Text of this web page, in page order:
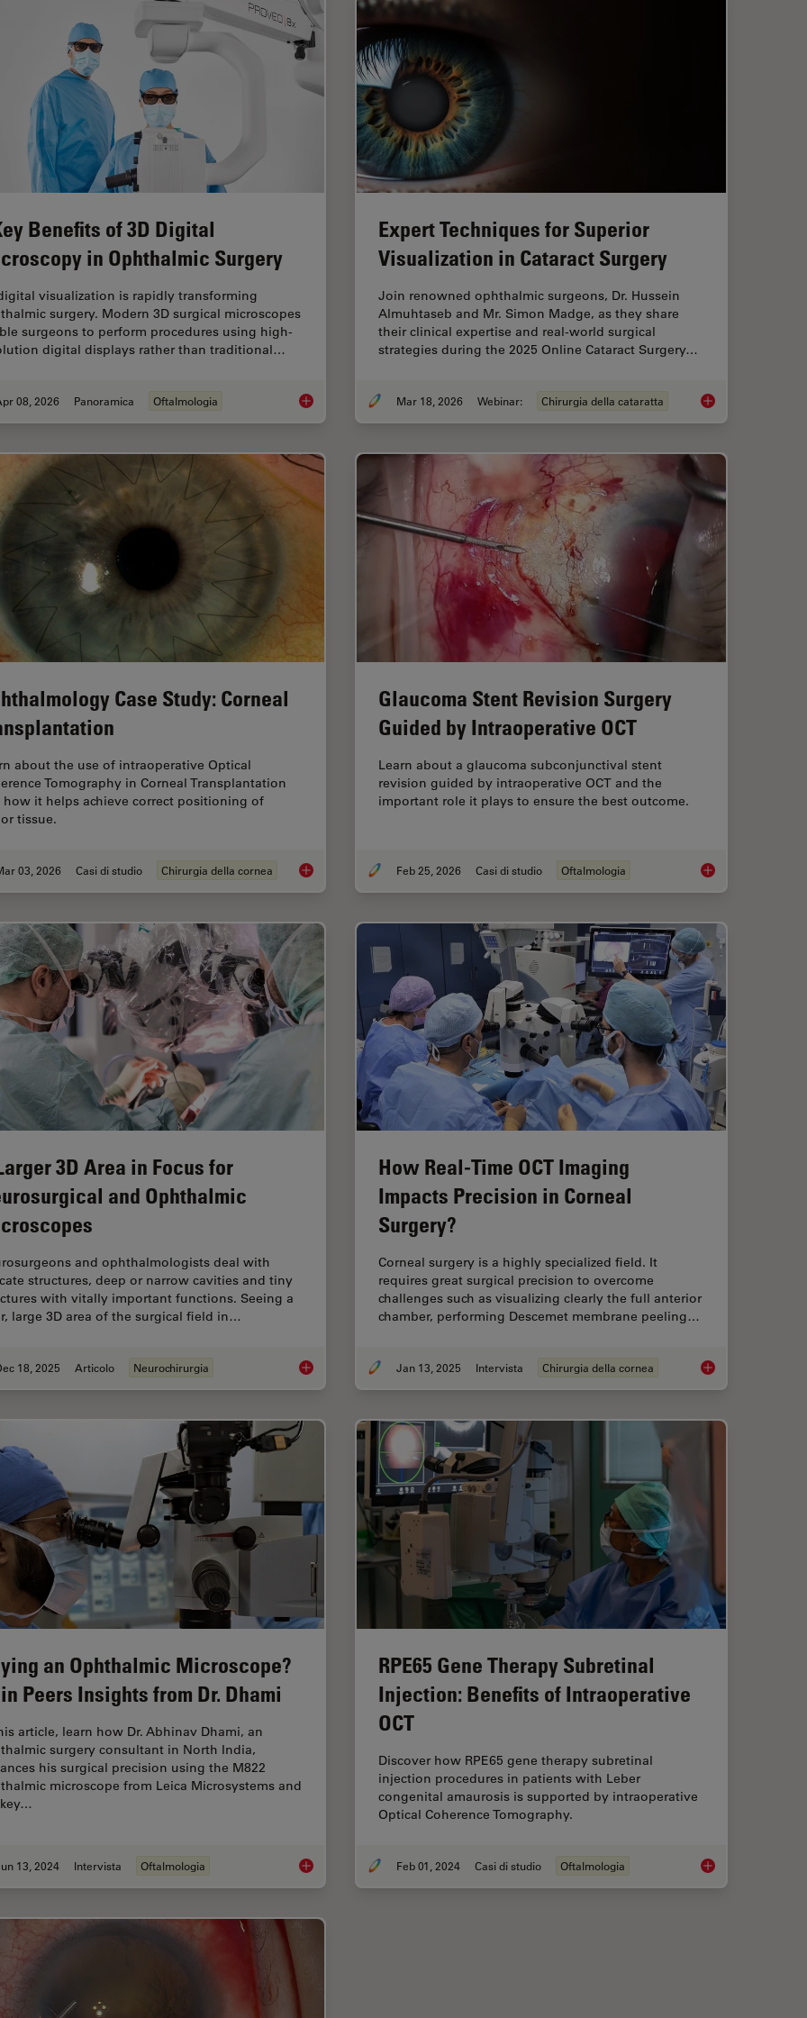
Benefits of 3D Digital
in Ophthalmic Surgery
visualization is rapidly transforming
surgery. Modern 3D surgical microscopes
surgeons to perform procedures using high-
digital displays rather than traditional…
08, 2026 Panoramica Oftalmologia 4 Key Benefits of 3D Digital Microscopy in Ophthalmic Surgery
Expert Techniques for Superior
Visualization in Cataract Surgery
Join renowned ophthalmic surgeons, Dr. Hussein
Almuhtaseb and Mr. Simon Madge, as they share
their clinical expertise and real-world surgical
strategies during the 2025 Online Cataract Surgery…
Mar 18, 2026 Webinar: Chirurgia della cataratta Expert Techniques
Case Study: Corneal
about the use of intraoperative Optical
Tomography in Corneal Transplantation
how it helps achieve correct positioning of
tissue.
03, 2026 Casi di studio Chirurgia della cornea Ophthalmology Case Study: Corneal Transplantation
Glaucoma Stent Revision Surgery
Guided by Intraoperative OCT
Learn about a glaucoma subconjunctival stent
revision guided by intraoperative OCT and the
important role it plays to ensure the best outcome.
Feb 25, 2026 Casi di studio Oftalmologia Glaucoma Stent
3D Area in Focus for
and Ophthalmic
and ophthalmologists deal with
structures, deep or narrow cavities and tiny
with vitally important functions. Seeing a
large 3D area of the surgical field in…
18, 2025 Articolo Neurochirurgia A Larger 3D Area in Focus for Neurosurgical and Ophthalmic Microscopes
How Real-Time OCT Imaging
Impacts Precision in Corneal
Surgery?
Corneal surgery is a highly specialized field. It
requires great surgical precision to overcome
challenges such as visualizing clearly the full anterior
chamber, performing Descemet membrane peeling…
Jan 13, 2025 Intervista Chirurgia della cornea How Real-Time
an Ophthalmic Microscope?
Peers Insights from Dr. Dhami
article, learn how Dr. Abhinav Dhami, an
surgery consultant in North India,
his surgical precision using the M822
microscope from Leica Microsystems and
13, 2024 Intervista Oftalmologia Buying an Ophthalmic Microscope? Gain Peers Insights from Dr. Dhami
RPE65 Gene Therapy Subretinal
Injection: Benefits of Intraoperative
OCT
Discover how RPE65 gene therapy subretinal
injection procedures in patients with Leber
congenital amaurosis is supported by intraoperative
Optical Coherence Tomography.
Feb 01, 2024 Casi di studio Oftalmologia RPE65 Gene